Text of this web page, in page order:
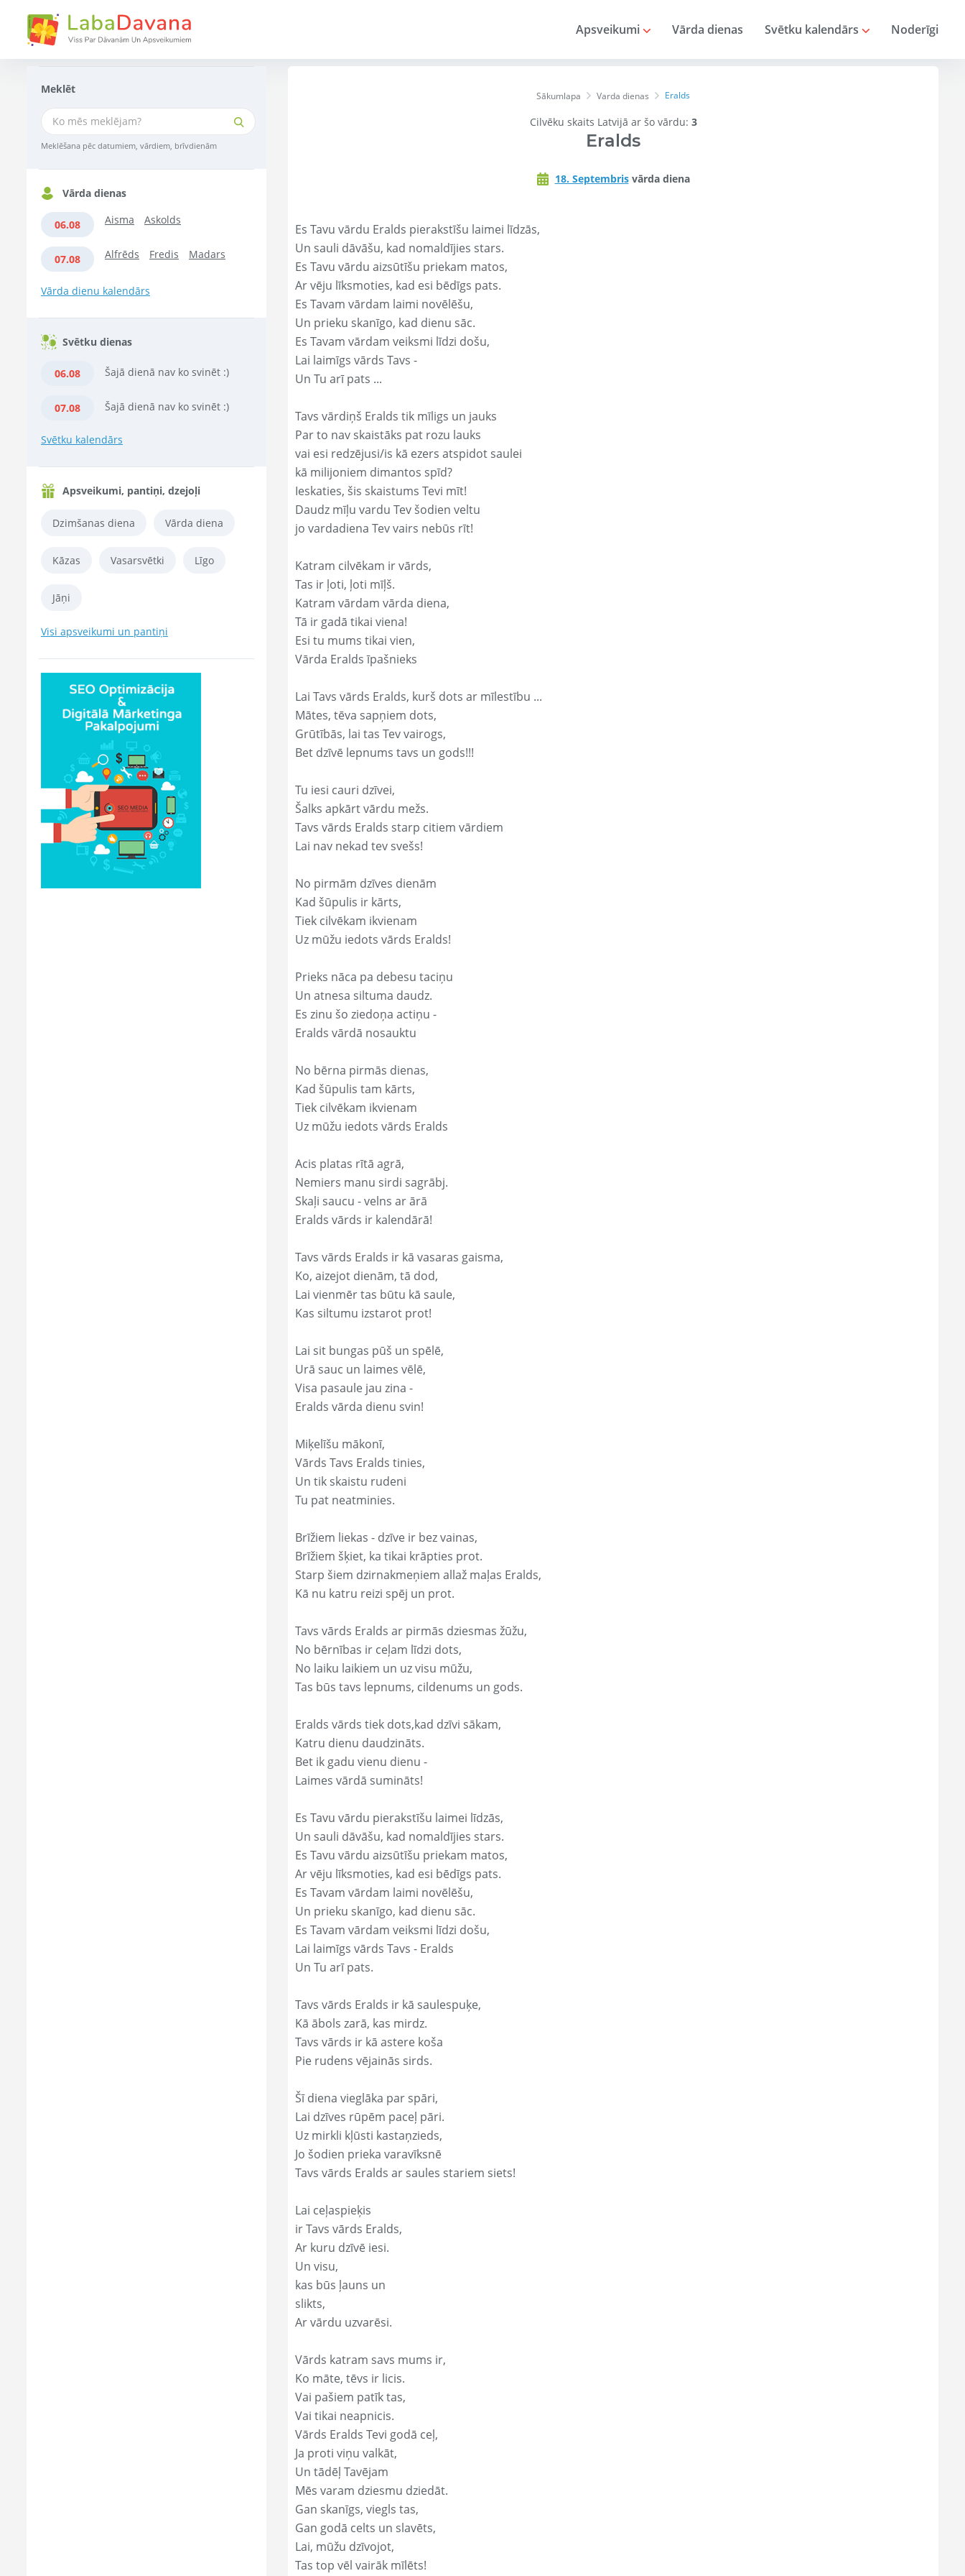
Apsveikumi Vārda dienas Svētku kalendārs Noderīgi
Meklēt
Meklēšana pēc datumiem, vārdiem, brīvdienām
Vārda dienas
06.08 Aisma Askolds
07.08 Alfrēds Fredis Madars
Vārda dienu kalendārs
Svētku dienas
06.08 Šajā dienā nav ko svinēt :)
07.08 Šajā dienā nav ko svinēt :)
Svētku kalendārs
Apsveikumi, pantiņi, dzejoļi
Dzimšanas diena Vārda diena
Kāzas Vasarsvētki Līgo
Jāņi
Visi apsveikumi un pantiņi
Sākumlapa Varda dienas Eralds
Cilvēku skaits Latvijā ar šo vārdu: 3
Eralds
18. Septembrisvārda diena
Es Tavu vārdu Eralds pierakstīšu laimei līdzās,
Un sauli dāvāšu, kad nomaldījies stars.
Es Tavu vārdu aizsūtīšu priekam matos,
Ar vēju līksmoties, kad esi bēdīgs pats.
Es Tavam vārdam laimi novēlēšu,
Un prieku skanīgo, kad dienu sāc.
Es Tavam vārdam veiksmi līdzi došu,
Lai laimīgs vārds Tavs -
Un Tu arī pats ...
Tavs vārdiņš Eralds tik mīligs un jauks
Par to nav skaistāks pat rozu lauks
vai esi redzējusi/is kā ezers atspidot saulei
kā milijoniem dimantos spīd?
Ieskaties, šis skaistums Tevi mīt!
Daudz mīļu vardu Tev šodien veltu
jo vardadiena Tev vairs nebūs rīt!
Katram cilvēkam ir vārds,
Tas ir ļoti, ļoti mīļš.
Katram vārdam vārda diena,
Tā ir gadā tikai viena!
Esi tu mums tikai vien,
Vārda Eralds īpašnieks
Lai Tavs vārds Eralds, kurš dots ar mīlestību ...
Mātes, tēva sapņiem dots,
Grūtībās, lai tas Tev vairogs,
Bet dzīvē lepnums tavs un gods!!!
Tu iesi cauri dzīvei,
Šalks apkārt vārdu mežs.
Tavs vārds Eralds starp citiem vārdiem
Lai nav nekad tev svešs!
No pirmām dzīves dienām
Kad šūpulis ir kārts,
Tiek cilvēkam ikvienam
Uz mūžu iedots vārds Eralds!
Prieks nāca pa debesu taciņu
Un atnesa siltuma daudz.
Es zinu šo ziedoņa actiņu -
Eralds vārdā nosauktu
No bērna pirmās dienas,
Kad šūpulis tam kārts,
Tiek cilvēkam ikvienam
Uz mūžu iedots vārds Eralds
Acis platas rītā agrā,
Nemiers manu sirdi sagrābj.
Skaļi saucu - velns ar ārā
Eralds vārds ir kalendārā!
Tavs vārds Eralds ir kā vasaras gaisma,
Ko, aizejot dienām, tā dod,
Lai vienmēr tas būtu kā saule,
Kas siltumu izstarot prot!
Lai sit bungas pūš un spēlē,
Urā sauc un laimes vēlē,
Visa pasaule jau zina -
Eralds vārda dienu svin!
Miķelīšu mākonī,
Vārds Tavs Eralds tinies,
Un tik skaistu rudeni
Tu pat neatminies.
Brīžiem liekas - dzīve ir bez vainas,
Brīžiem šķiet, ka tikai krāpties prot.
Starp šiem dzirnakmeņiem allaž maļas Eralds,
Kā nu katru reizi spēj un prot.
Tavs vārds Eralds ar pirmās dziesmas žūžu,
No bērnības ir ceļam līdzi dots,
No laiku laikiem un uz visu mūžu,
Tas būs tavs lepnums, cildenums un gods.
Eralds vārds tiek dots,kad dzīvi sākam,
Katru dienu daudzināts.
Bet ik gadu vienu dienu -
Laimes vārdā sumināts!
Es Tavu vārdu pierakstīšu laimei līdzās,
Un sauli dāvāšu, kad nomaldījies stars.
Es Tavu vārdu aizsūtīšu priekam matos,
Ar vēju līksmoties, kad esi bēdīgs pats.
Es Tavam vārdam laimi novēlēšu,
Un prieku skanīgo, kad dienu sāc.
Es Tavam vārdam veiksmi līdzi došu,
Lai laimīgs vārds Tavs - Eralds
Un Tu arī pats.
Tavs vārds Eralds ir kā saulespuķe,
Kā ābols zarā, kas mirdz.
Tavs vārds ir kā astere koša
Pie rudens vējainās sirds.
Šī diena vieglāka par spāri,
Lai dzīves rūpēm paceļ pāri.
Uz mirkli kļūsti kastaņzieds,
Jo šodien prieka varavīksnē
Tavs vārds Eralds ar saules stariem siets!
Lai ceļaspieķis
ir Tavs vārds Eralds,
Ar kuru dzīvē iesi.
Un visu,
kas būs ļauns un
slikts,
Ar vārdu uzvarēsi.
Vārds katram savs mums ir,
Ko māte, tēvs ir licis.
Vai pašiem patīk tas,
Vai tikai neapnicis.
Vārds Eralds Tevi godā ceļ,
Ja proti viņu valkāt,
Un tādēļ Tavējam
Mēs varam dziesmu dziedāt.
Gan skanīgs, viegls tas,
Gan godā celts un slavēts,
Lai, mūžu dzīvojot,
Tas top vēl vairāk mīlēts!